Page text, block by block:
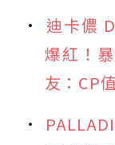
迪卡儂
爆紅！
友：CP